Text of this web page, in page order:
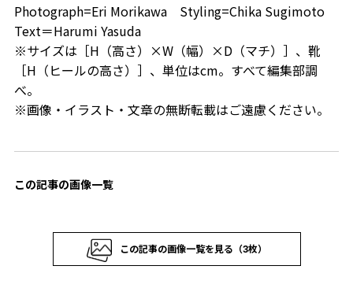
Photograph=Eri Morikawa Styling=Chika Sugimoto
Text＝Harumi Yasuda
※サイズは［H（高さ）×W（幅）×D（マチ）］、靴
［H（ヒールの高さ）］、単位はcm。すべて編集部調
べ。
※画像・イラスト・文章の無断転載はご遠慮ください。
この記事の画像一覧
この記事の画像一覧を見る（3枚）